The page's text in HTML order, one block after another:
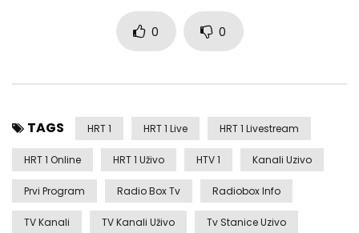
0 0
TAGS HRT 1 HRT 1 Live HRT 1 Livestream
HRT 1 Online HRT 1 Uživo HTV 1 Kanali Uzivo
Prvi Program Radio Box Tv Radiobox Info
TV Kanali TV Kanali Uživo Tv Stanice Uzivo